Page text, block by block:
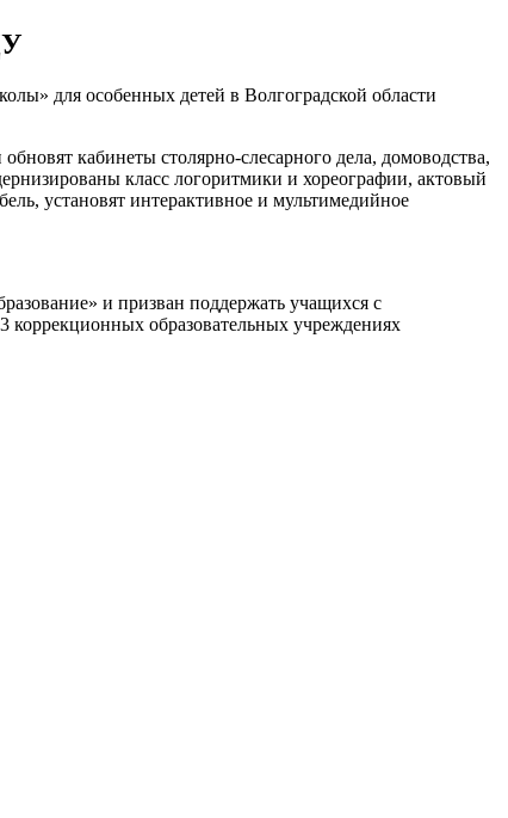
для особенных детей в Волгоградской области
кабинеты столярно-слесарного дела, домоводства,
класс логоритмики и хореографии, актовый
установят интерактивное и мультимедийное
и призван поддержать учащихся с
коррекционных образовательных учреждениях